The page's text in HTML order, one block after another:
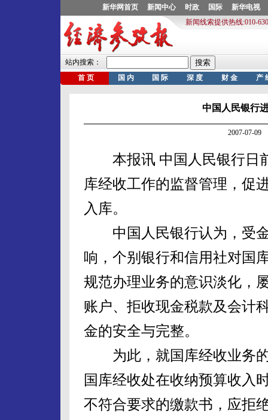
中国人民银行
2007-07-09
本报讯 中国人民银行日
库经收工作的监督管理，促
入库。
中国人民银行认为，受金
响，个别银行和信用社对国
规范办理业务的意识淡化，
账户、拒收现金税款及会计
金的安全与完整。
为此，就国库经收业务的
国库经收处在收纳预算收入
不符合要求的缴款书，应拒